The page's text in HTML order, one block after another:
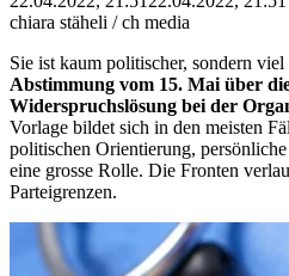
chiara stäheli / ch media
Sie ist kaum politischer, sondern
Abstimmung vom 15. Mai über
Widerspruchslösung bei der
Vorlage bildet sich in den meisten
politischen Orientierung,
eine grosse Rolle. Die Fronten
Parteigrenzen.